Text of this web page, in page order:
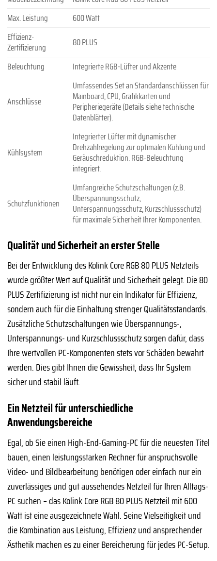
Max. Leistung
600 Watt
Effizienz-
Zertifizierung
80 PLUS
Beleuchtung
Integrierte RGB-Lüfter und Akzente
Anschlüsse
Umfassendes Set an Standardanschlüssen für
Mainboard, CPU, Grafikkarten und
Peripheriegeräte (Details siehe technische
Datenblätter).
Kühlsystem
Integrierter Lüfter mit dynamischer
Drehzahlregelung zur optimalen Kühlung und
Geräuschreduktion. RGB-Beleuchtung
integriert.
Schutzfunktionen
Umfangreiche Schutzschaltungen (z.B.
Überspannungsschutz,
Unterspannungsschutz, Kurzschlussschutz)
für maximale Sicherheit Ihrer Komponenten.
Qualität und Sicherheit an erster Stelle
Bei der Entwicklung des Kolink Core RGB 80 PLUS Netzteils
wurde größter Wert auf Qualität und Sicherheit gelegt. Die 80
PLUS Zertifizierung ist nicht nur ein Indikator für Effizienz,
sondern auch für die Einhaltung strenger Qualitätsstandards.
Zusätzliche Schutzschaltungen wie Überspannungs-,
Unterspannungs- und Kurzschlussschutz sorgen dafür, dass
Ihre wertvollen PC-Komponenten stets vor Schäden bewahrt
werden. Dies gibt Ihnen die Gewissheit, dass Ihr System
sicher und stabil läuft.
Ein Netzteil für unterschiedliche
Anwendungsbereiche
Egal, ob Sie einen High-End-Gaming-PC für die neuesten Titel
bauen, einen leistungsstarken Rechner für anspruchsvolle
Video- und Bildbearbeitung benötigen oder einfach nur ein
zuverlässiges und gut aussehendes Netzteil für Ihren Alltags-
PC suchen – das Kolink Core RGB 80 PLUS Netzteil mit 600
Watt ist eine ausgezeichnete Wahl. Seine Vielseitigkeit und
die Kombination aus Leistung, Effizienz und ansprechender
Ästhetik machen es zu einer Bereicherung für jedes PC-Setup.